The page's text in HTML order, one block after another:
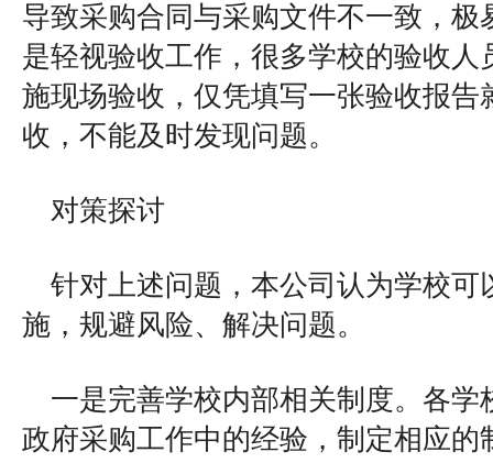
导致采购合同与采购文件不一致，极
是轻视验收工作，很多学校的验收人
施现场验收，仅凭填写一张验收报告
收，不能及时发现问题。
对策探讨
针对上述问题，本公司认为学校可
施，规避风险、解决问题。
一是完善学校内部相关制度。各学
政府采购工作中的经验，制定相应的